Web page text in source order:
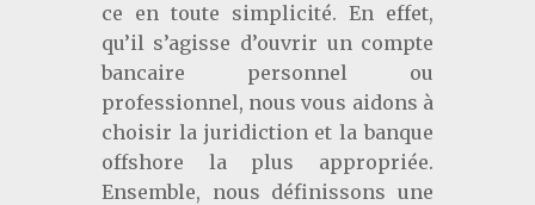
ce en toute simplicité. En effet,
qu’il s’agisse d’ouvrir un compte
bancaire personnel ou
professionnel, nous vous aidons à
choisir la juridiction et la banque
offshore la plus appropriée.
Ensemble, nous définissons une